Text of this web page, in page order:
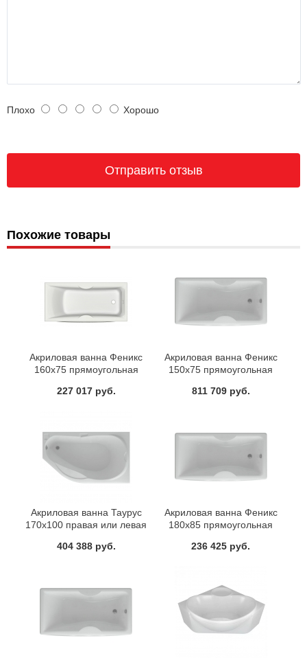
Плохо Хорошо
Похожие товары
Акриловая ванна Феникс
160х75 прямоугольная
227 017 руб.
Акриловая ванна Феникс
150х75 прямоугольная
811 709 руб.
Акриловая ванна Таурус
170х100 правая или левая
404 388 руб.
Акриловая ванна Феникс
180х85 прямоугольная
236 425 руб.